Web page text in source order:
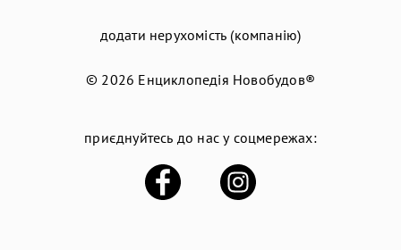
додати нерухомість (компанію)
© 2026 Енциклопедія Новобудов®
приєднуйтесь до нас у соцмережах: